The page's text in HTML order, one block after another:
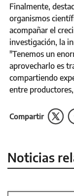
Finalmente,
organismos
acompañar el
investigación, la
"Tenemos un
aprovecharlo es
compartiendo
entre
Compartir
Noticias